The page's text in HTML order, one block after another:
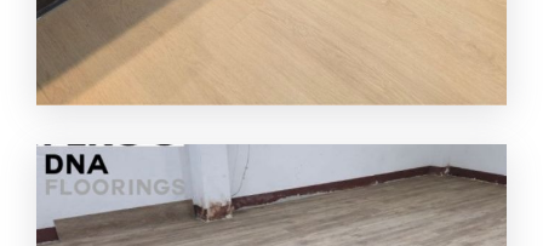
รับปูกระเบื้องยาง